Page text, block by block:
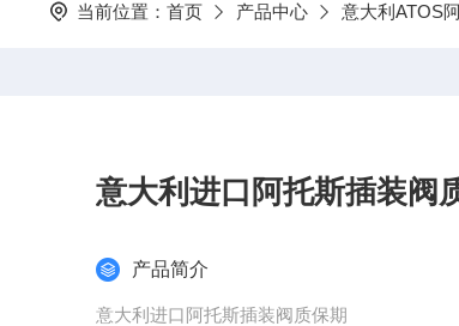
当前位置： 首页 产品中心 意大利ATOS
意大利进口阿托斯插装阀
产品简介
意大利进口阿托斯插装阀质保期